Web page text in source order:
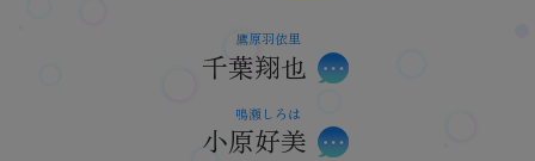
鷹原羽依里
千葉翔也
鳴瀬しろは
小原好美